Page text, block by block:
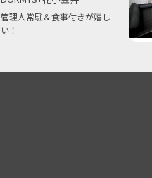
管理人常駐＆食事付きが嬉し
い！